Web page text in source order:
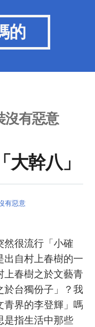
的
沒有惡意
大幹八」
有惡意
然很流行「小確
出自村上春樹的一
上春樹之於文藝青
於台獨份子」？我
青界的李登輝」嗎
是指生活中那些